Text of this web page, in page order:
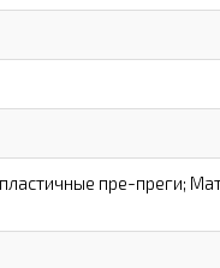
пре-преги;